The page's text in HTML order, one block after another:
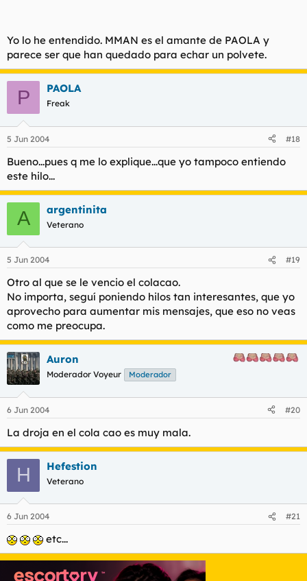
Yo lo he entendido. MMAN es el amante de PAOLA y
parece ser que han quedado para echar un polvete.
P PAOLA
Freak
5 Jun 2004 #18
Bueno...pues q me lo explique...que yo tampoco entiendo
este hilo...
A argentinita
Veterano
5 Jun 2004 #19
Otro al que se le vencio el colacao.
No importa, seguí poniendo hilos tan interesantes, que yo
aprovecho para aumentar mis mensajes, que eso no veas
como me preocupa.
Auron
Moderador Voyeur Moderador
6 Jun 2004 #20
La droja en el cola cao es muy mala.
H Hefestion
Veterano
6 Jun 2004 #21
etc...